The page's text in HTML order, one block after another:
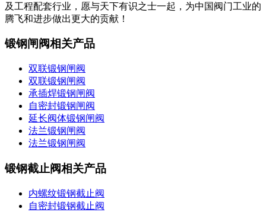
及工程配套行业，愿与天下有识之士一起，为中国阀门工业的
腾飞和进步做出更大的贡献！
锻钢闸阀相关产品
双联锻钢闸阀
双联锻钢闸阀
承插焊锻钢闸阀
自密封锻钢闸阀
延长阀体锻钢闸阀
法兰锻钢闸阀
法兰锻钢闸阀
锻钢截止阀相关产品
内螺纹锻钢截止阀
自密封锻钢截止阀